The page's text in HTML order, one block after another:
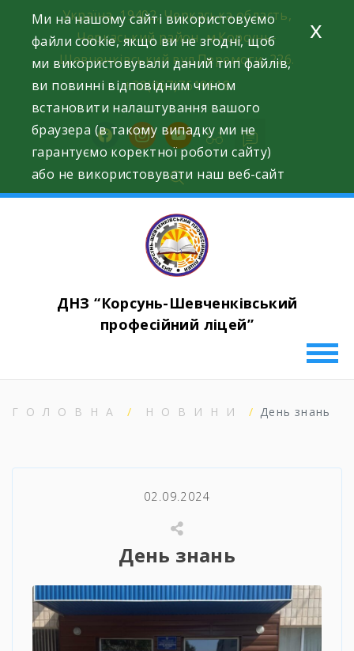
content
Україна, 19402, Черкаська область,
Черкаський район, м.Корсунь-
Шевченківський вул.Перемоги, 226.
+38(067)7619618
facebookinstagram
youtube
ДНЗ “Корсунь-Шевченківський
професійний ліцей”
ГОЛОВНА НОВИНИ День знань
02.09.2024
День знань
Ми на нашому сайті використовуємо
файли cookie, якщо ви не згодні, щоб
ми використовували даний тип файлів,
ви повинні відповідним чином
встановити налаштування вашого
браузера (в такому випадку ми не
гарантуємо коректної роботи сайту)
або не використовувати наш веб-сайт
x